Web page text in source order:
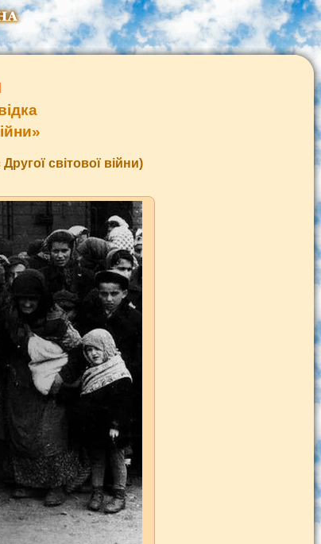
світової війни)